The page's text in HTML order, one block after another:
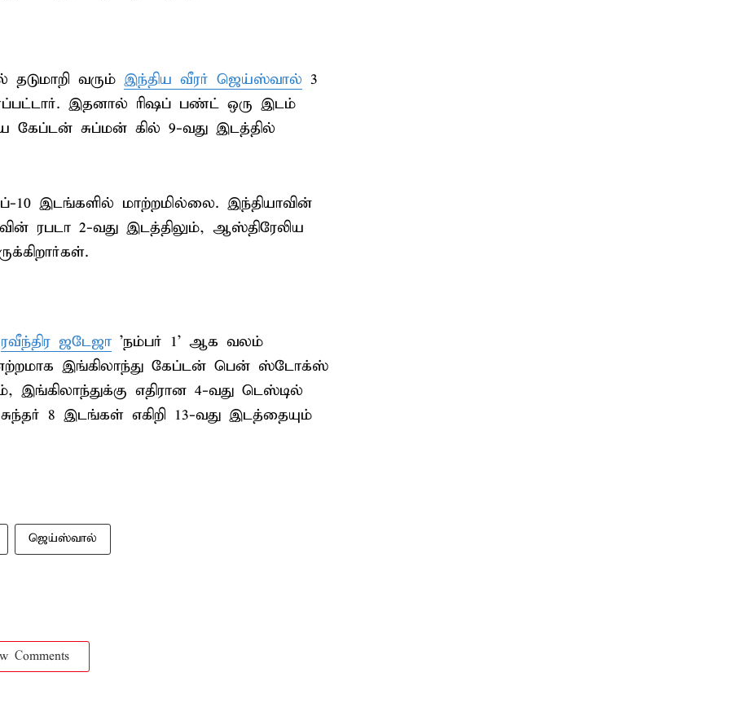
வரும் இந்திய வீரர் ஜெய்ஸ்வால் 3
இதனால் ரிஷப் பண்ட் ஒரு இடம்
கேப்டன் சுப்மன் கில் 9-வது இடத்தில்
10 இடங்களில் மாற்றமில்லை. இந்தியாவின்
ரபடா 2-வது இடத்திலும், ஆஸ்திரேலிய
ரவீந்திர ஜடேஜா 'நம்பர் 1' ஆக வலம்
இங்கிலாந்து கேப்டன் பென் ஸ்டோக்ஸ்
எதிரான 4-வது டெஸ்டில்
8 இடங்கள் எகிறி 13-வது இடத்தையும்
ஜெய்ஸ்வால்
Comments